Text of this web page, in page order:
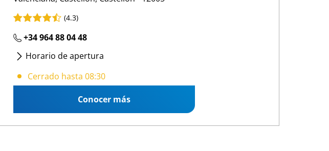
(4.3)
+34 964 88 04 48
Horario de apertura
Lunes- Viernes: 08:30 19:00
Cerrado hasta 08:30
Conocer más